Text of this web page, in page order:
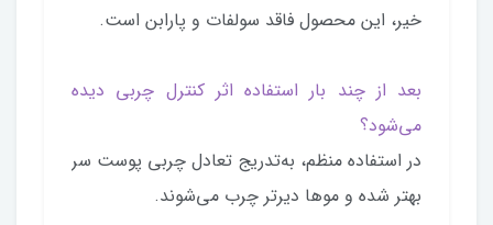
خیر، این محصول فاقد سولفات و پارابن است.
بعد از چند بار استفاده اثر کنترل چربی دیده
می‌شود؟
در استفاده منظم، به‌تدریج تعادل چربی پوست سر
بهتر شده و موها دیرتر چرب می‌شوند.